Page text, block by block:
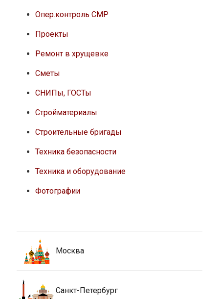
Опер.контроль СМР
Проекты
Ремонт в хрущевке
Сметы
СНИПы, ГОСТы
Стройматериалы
Строительные бригады
Техника безопасности
Техника и оборудование
Фотографии
Москва
Санкт-Петербург